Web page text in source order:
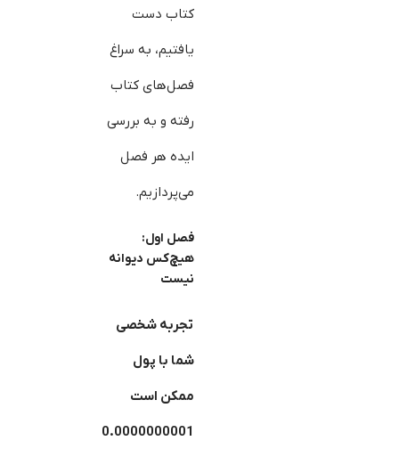
کتاب دست
یافتیم، به سراغ
فصل‌های کتاب
رفته و به بررسی
ایده هر فصل
می‌پردازیم.
فصل اول:
هیچکس دیوانه
نیست
تجربه‌ شخصی
شما با پول
ممکن است
0.0000000001